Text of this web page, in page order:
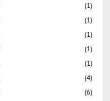
(1)
(1)
(1)
(1)
(1)
(4)
(6)